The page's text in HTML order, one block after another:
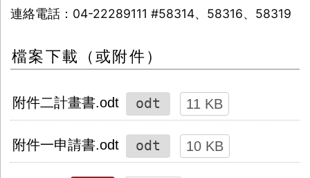
連絡電話：04-22289111 #58314、58316、58319
檔案下載（或附件）
附件二計畫書.odt odt 11 KB
附件一申請書.odt odt 10 KB